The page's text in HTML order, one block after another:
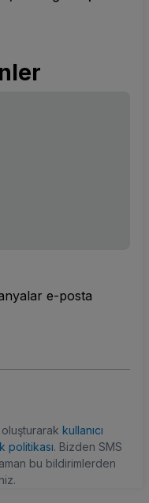
e-posta
kullanıcı
politikası. Bizden SMS
bu bildirimlerden